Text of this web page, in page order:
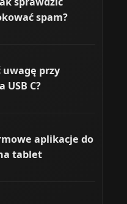
spam?
uwagę przy
USB C?
aplikacje do
tablet